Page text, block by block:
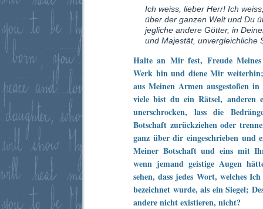
Ich weiss, lieber Herr! Ich
über der ganzen Welt und Du
jegliche andere Götter, in
und Majestät, unvergleichliche
Halte an Mir fest, Freude
Werk hin und diene Mir
aus Meinen Armen ausgestoßen
viele bist du ein Rätsel, anderen
unerschrocken, lass die
Botschaft zurückziehen oder
ganz über dir eingeschrieben
Meiner Botschaft und eins mit
wenn jemand geistige Augen
sehen, dass jedes Wort, welches
bezeichnet wurde, als ein Siegel;
andere nicht existieren, nicht?